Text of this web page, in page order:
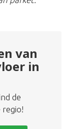
van
in
de